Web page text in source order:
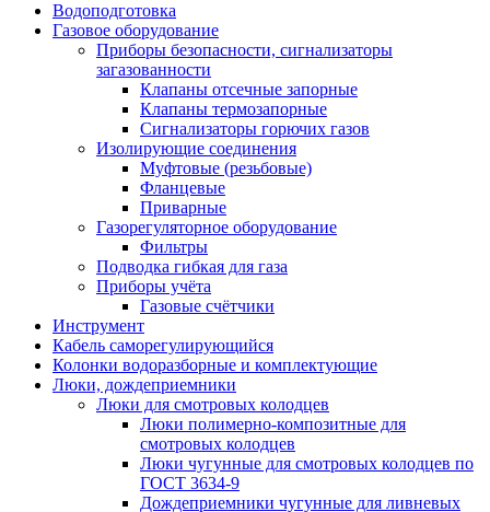
Водоподготовка
Газовое оборудование
Приборы безопасности, сигнализаторы
загазованности
Клапаны отсечные запорные
Клапаны термозапорные
Сигнализаторы горючих газов
Изолирующие соединения
Муфтовые (резьбовые)
Фланцевые
Приварные
Газорегуляторное оборудование
Фильтры
Подводка гибкая для газа
Приборы учёта
Газовые счётчики
Инструмент
Кабель саморегулирующийся
Колонки водоразборные и комплектующие
Люки, дождеприемники
Люки для смотровых колодцев
Люки полимерно-композитные для
смотровых колодцев
Люки чугунные для смотровых колодцев по
ГОСТ 3634-9
Дождеприемники чугунные для ливневых